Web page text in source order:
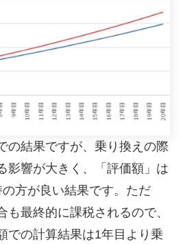
の結果ですが、乗り換えの際
影響が大きく、「評価額」は
方が良い結果です。ただ
も最終的に課税されるので、
での計算結果は1年目より乗